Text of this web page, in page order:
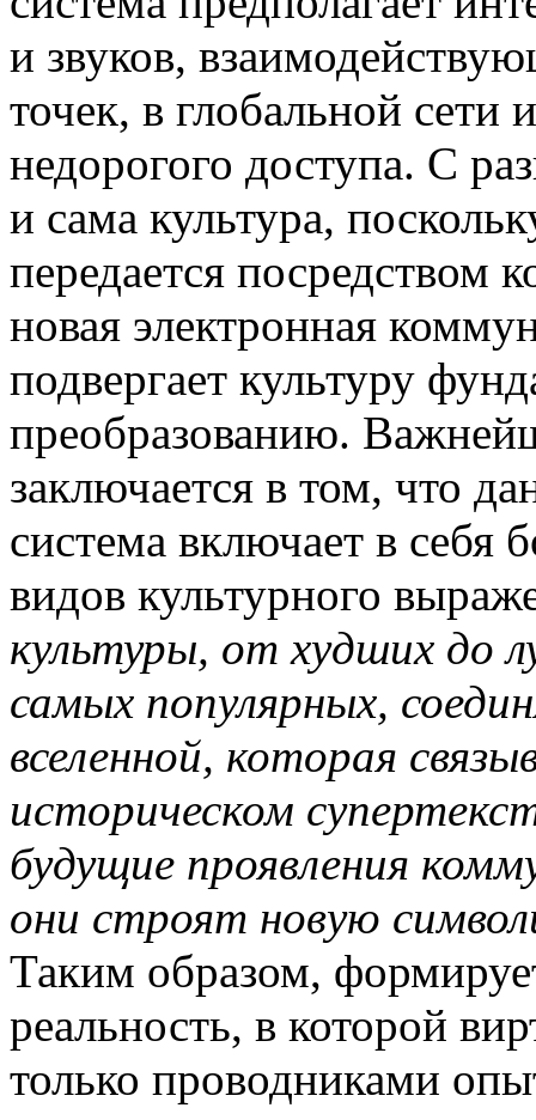
и звуков,
точек, в глобальной сети
недорогого доступа. С
и сама культура,
передается посредством
новая электронная
подвергает культуру
преобразованию.
заключается в том, что
система включает в
видов культурного
культуры, от худших до
самых популярных,
вселенной, которая
историческом
будущие проявления
они строят новую
Таким образом,
реальность, в которой
только проводниками